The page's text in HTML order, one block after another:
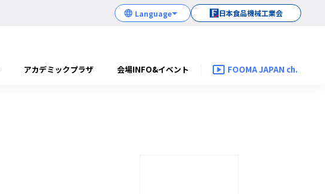
日本食品機械工業会
アカデミックプラザ 会場INFO&イベント FOOMA JAPAN ch.